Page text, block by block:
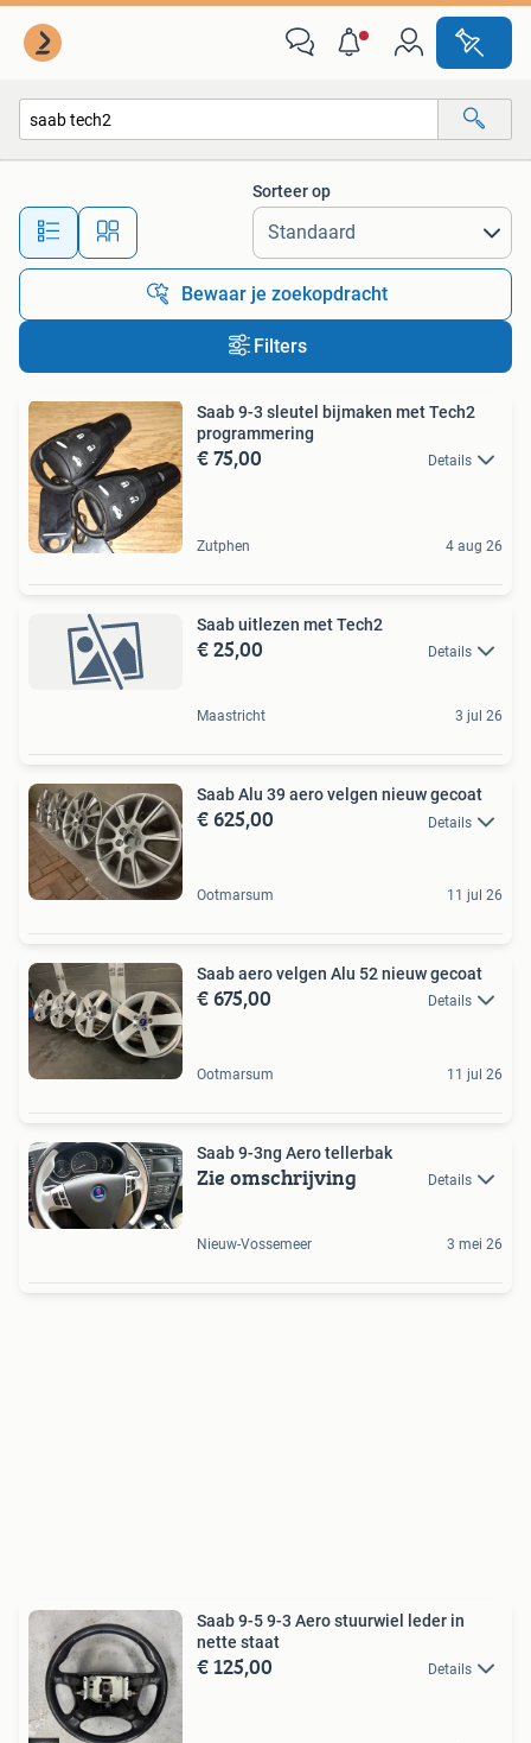
Alle afstanden…
Sorteer op
Bewaar je zoekopdracht
Filters
Saab 9-3 sleutel bijmaken met Tech2
programmering
€ 75,00 Details
Zutphen 4 aug 26
Saab uitlezen met Tech2
€ 25,00 Details
Maastricht 3 jul 26
Saab Alu 39 aero velgen nieuw gecoat
€ 625,00 Details
Ootmarsum 11 jul 26
Saab aero velgen Alu 52 nieuw gecoat
€ 675,00 Details
Ootmarsum 11 jul 26
Saab 9-3ng Aero tellerbak
Zie omschrijving Details
Nieuw-Vossemeer 3 mei 26
Saab 9-5 9-3 Aero stuurwiel leder in
nette staat
€ 125,00 Details